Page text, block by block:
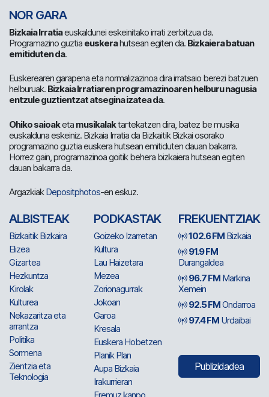
NOR GARA
Bizkaia Irratiaeuskaldunei eskeinitako irrati zerbitzua da.
Programazino guztia euskerahutsean egiten da. Bizkaiera batuan
emitiduten da.
Euskerearen garapena eta normalizazinoa dira irratsaio berezi batzuen
helburuak. Bizkaia Irratiaren programazinoaren helburu nagusia
entzule guztientzat atsegina izatea da.
Ohiko saioaketa musikalaktartekatzen dira, batez be musika
euskalduna eskeiniz. Bizkaia Irratia da Bizkaitik Bizkai osorako
programazino guztia euskera hutsean emitiduten dauan bakarra.
Horrez gain, programazinoa goitik behera bizkaiera hutsean egiten
dauan bakarra da.
ArgazkiakDepositphotos-en eskuz.
ALBISTEAK
Bizkaitik Bizkaira
Elizea
Gizartea
Hezkuntza
Kirolak
Kulturea
Nekazaritza eta
arrantza
Politika
Sormena
Zientzia eta
Teknologia
PODKASTAK
Goizeko Izarretan
Kultura
Lau Haizetara
Mezea
Zorionagurrak
Jokoan
Garoa
Kresala
Euskera Hobetzen
Planik Plan
Aupa Bizkaia
Irakurrieran
FREKUENTZIAK
102.6 FM Bizkaia
91.9 FM
Durangaldea
96.7 FM Markina
Xemein
92.5 FMOndarroa
97.4 FM Urdaibai
Publizidadea